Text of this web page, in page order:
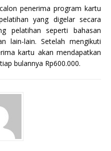
penerima program kartu
yang digelar secara
pelatihan seperti bahasan
lain-lain. Setelah mengikuti
kartu akan mendapatkan
bulannya Rp600.000.